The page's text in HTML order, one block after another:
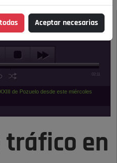
02:11
de Pozuelo desde este miércoles
tráfico en
Aceptar necesarias